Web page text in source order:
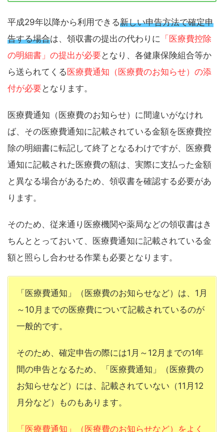
平成29年以降から利用できる新しい申告方法で確定申
告する場合は、領収書の提出の代わりに 「医療費控除
の明細書」の提出が必要となり、各健康保険組合等か
ら送られてくる医療費通知（医療費のお知らせ）の添
付が必要となります。
医療費通知（医療費のお知らせ）に間違いがなけれ
ば、その医療費通知に記載されている金額を医療費控
除の明細書に転記して終了となるわけですが、医療費
通知に記載された医療費の額は、実際に支払った金額
と異なる場合があるため、領収書を確認する必要があ
ります。
そのため、従来通り医療機関や薬局などの領収書はき
ちんととっておいて、医療費通知に記載されている金
額と照らし合わせる作業も必要となります。
「医療費通知」（医療費のお知らせなど）は、1月
～10月までの医療費について記載されているのが
一般的です。
そのため、確定申告の際には1月～12月までの1年
間の申告となるため、「医療費通知」（医療費の
お知らせなど）には、記載されていない（11月12
月分など）ものもあります。
「医療費通知」（医療費のお知らせなど）をよく